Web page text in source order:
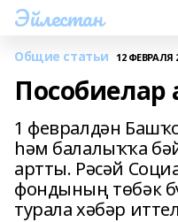
Эйлестан
Общие статьи 12 ФЕВРАЛЯ
Пособиелар
1 февралдән
һәм балалыҡҡа
артты. Рәсәй
фондының төбәк
турала хәбәр